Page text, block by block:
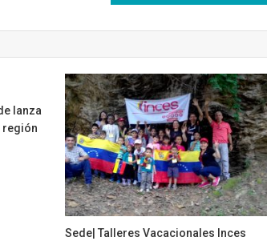
lanza
región
Sede| Talleres Vacacionales Inces